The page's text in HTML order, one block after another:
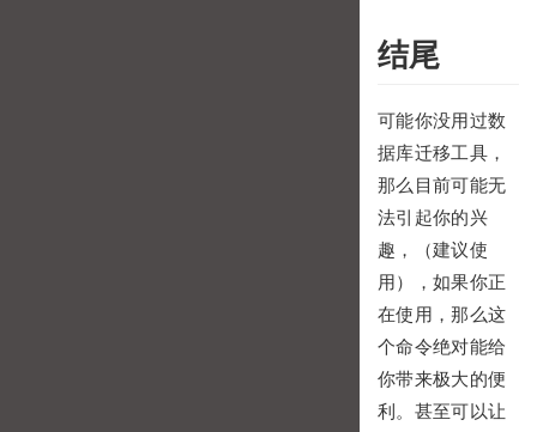
结尾
可能你没用过数
据库迁移工具，
那么目前可能无
法引起你的兴
趣，（建议使
用），如果你正
在使用，那么这
个命令绝对能给
你带来极大的便
利。甚至可以让